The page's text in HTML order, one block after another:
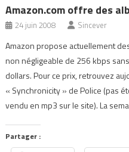
Amazon.com offre des
24 juin 2008 Sincever
Amazon propose actuellement
non négligeable de 256 kbps
dollars. Pour ce prix, retrouvez
« Synchronicity » de Police (pas
vendu en mp3 sur le site). La
Partager :